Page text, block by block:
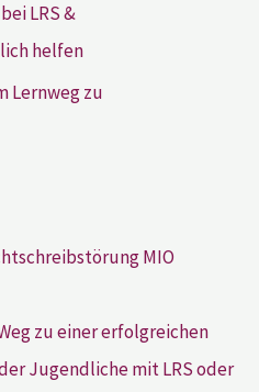
LRS &
helfen
Lernweg zu
zu einer erfolgreichen
Jugendliche mit LRS oder